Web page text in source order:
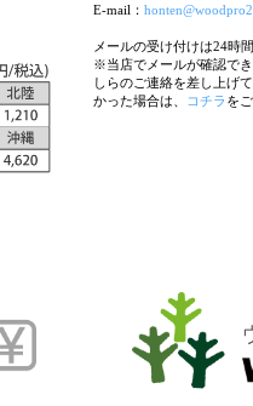
E-mail：
メールの受け付けは24時
※当店でメールが確認で
しらのご連絡を差し上げ
かった場合は、
コチラ を